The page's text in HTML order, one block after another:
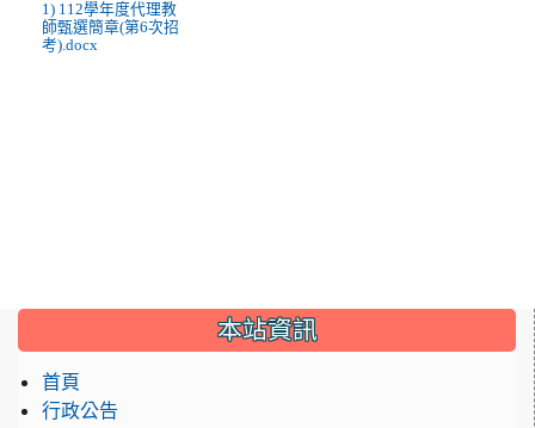
1) 112學年度代理教
師甄選簡章(第6次招
考).docx
::: 本站資訊
首頁
行政公告